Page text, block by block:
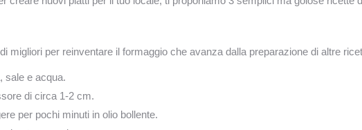
migliori per reinventare il formaggio che avanza dalla preparazione di altre
sale e acqua.
di circa 1-2 cm.
per pochi minuti in olio bollente.